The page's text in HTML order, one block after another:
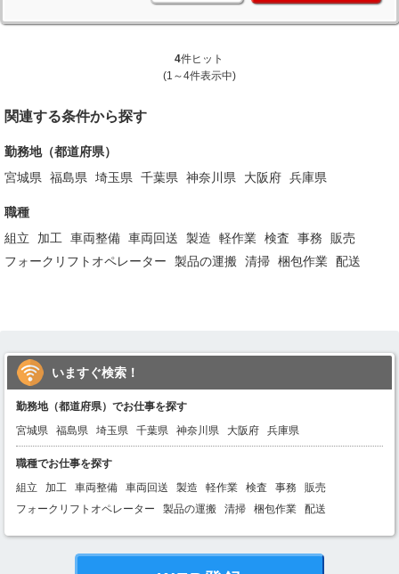
4件ヒット
(1～4件表示中)
関連する条件から探す
勤務地（都道府県）
宮城県 福島県 埼玉県 千葉県 神奈川県 大阪府 兵庫県
職種
組立
加工 車両整備 車両回送 製造 軽作業 検査 事務
販売
フォークリフトオペレーター
製品の運搬 清掃 梱包作業 配送
いますぐ検索！
勤務地（都道府県）でお仕事を探す
宮城県
福島県 埼玉県 千葉県 神奈川県 大阪府 兵庫県
職種でお仕事を探す
組立
加工 車両整備 車両回送 製造 軽作業 検査 事務
販売
フォークリフトオペレーター
製品の運搬 清掃 梱包作業 配送